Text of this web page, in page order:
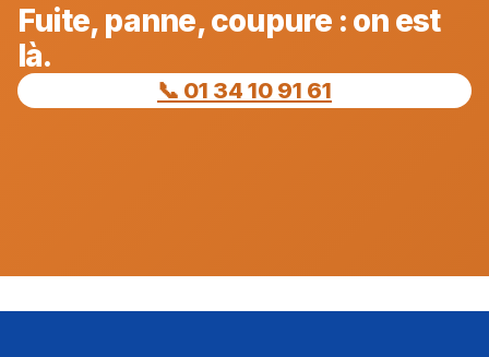
Fuite, panne, coupure : on est
là.
📞 01 34 10 91 61